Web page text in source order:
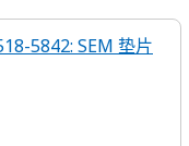
5842: SEM 垫片